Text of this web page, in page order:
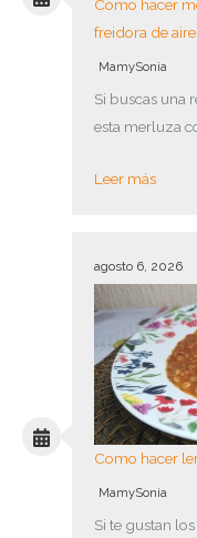
Como hacer
freidora de aire
MamySonia
Si buscas una
esta merluza
Leer más
agosto 6, 2026
Como hacer
MamySonia
Si te gustan